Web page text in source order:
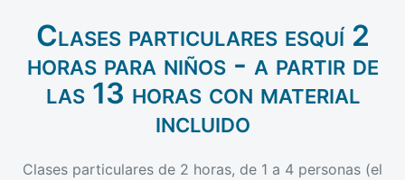
Clases particulares esquí 2
horas para niños - a partir de
las 13 horas con material
incluido
Clases particulares de 2 horas, de 1 a 4 personas (el